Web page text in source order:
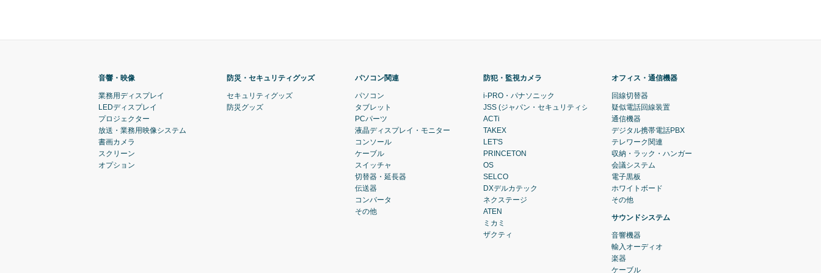
音響・映像
業務用ディスプレイ
LEDディスプレイ
プロジェクター
放送・業務用映像システム
書画カメラ
スクリーン
オプション
防災・セキュリティグッズ
セキュリティグッズ
防災グッズ
パソコン関連
パソコン
タブレット
PCパーツ
液晶ディスプレイ・モニター
コンソール
ケーブル
スイッチャ
切替器・延長器
伝送器
コンバータ
その他
防犯・監視カメラ
i-PRO・パナソニック
JSS (ジャパン・セキュリティシステム)
ACTi
TAKEX
LET'S
PRINCETON
OS
SELCO
DXデルカテック
ネクステージ
ATEN
ミカミ
ザクティ
オフィス・通信機器
回線切替器
疑似電話回線装置
通信機器
デジタル携帯電話PBX
テレワーク関連
収納・ラック・ハンガー
会議システム
電子黒板
ホワイトボード
その他
サウンドシステム
音響機器
輸入オーディオ
楽器
ケーブル